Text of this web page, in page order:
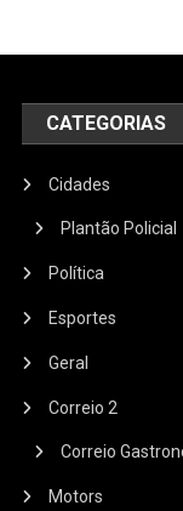
CATEGORIAS
Cidades
Plantão Policial
Política
Esportes
Geral
Correio 2
Correio
Motors